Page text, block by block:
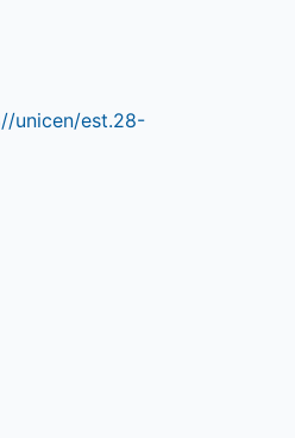
unicen/est.28-